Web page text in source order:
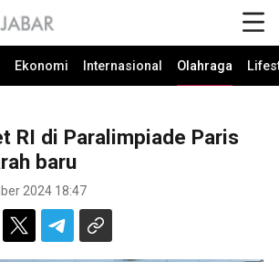
Ekonomi Internasional Olahraga
RI di Paralimpiade Paris
baru
2024 18:47